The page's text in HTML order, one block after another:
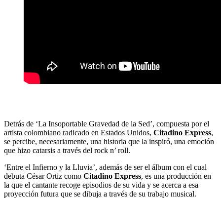
Detrás de ‘La Insoportable Gravedad de la Sed’, compuesta por el
artista colombiano radicado en Estados Unidos, Citadino Express,
se percibe, necesariamente, una historia que la inspiró, una emoción
que hizo catarsis a través del rock n’ roll.
‘Entre el Infierno y la Lluvia’, además de ser el álbum con el cual
debuta César Ortiz como Citadino Express, es una producción en
la que el cantante recoge episodios de su vida y se acerca a esa
proyección futura que se dibuja a través de su trabajo musical.